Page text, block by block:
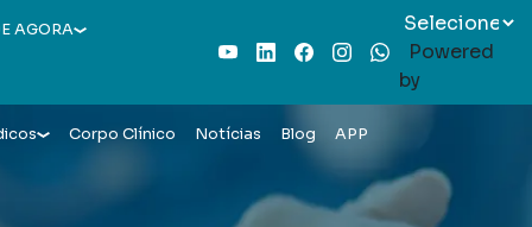
AGORA
YoutubeLinkedInFacebook
InstagramWhatsAppPowered
by
Corpo Clínico Notícias Blog APP